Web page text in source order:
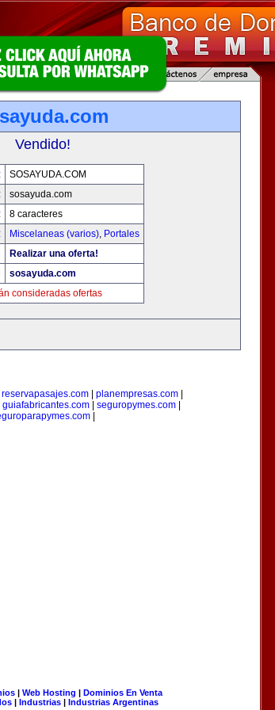
Vendido!
SOSAYUDA.COM
sosayuda.com
8 caracteres
Miscelaneas (varios), Portales
Realizar una oferta!
sosayuda.com
consideradas ofertas
reservapasajes.com planempresas.com
guiafabricantes.com seguropymes.com
|
| Web Hosting | Dominios En Venta
| Industrias | Industrias Argentinas